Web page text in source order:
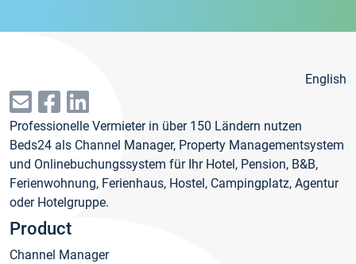
English
Professionelle Vermieter in über 150 Ländern nutzen
Beds24 als Channel Manager, Property Managementsystem
und Onlinebuchungssystem für Ihr Hotel, Pension, B&B,
Ferienwohnung, Ferienhaus, Hostel, Campingplatz, Agentur
oder Hotelgruppe.
Product
Channel Manager